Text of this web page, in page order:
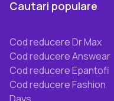
Cautari populare
Cod reducere Dr Max
Cod reducere Answear
Cod reducere Epantofi
Cod reducere Fashion